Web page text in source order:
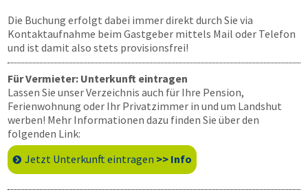
Die Buchung erfolgt dabei immer direkt durch Sie via
Kontaktaufnahme beim Gastgeber mittels Mail oder Telefon
und ist damit also stets provisionsfrei!
Für Vermieter: Unterkunft eintragen
Lassen Sie unser Verzeichnis auch für Ihre Pension,
Ferienwohnung oder Ihr Privatzimmer in und um Landshut
werben! Mehr Informationen dazu finden Sie über den
folgenden Link:
Jetzt Unterkunft eintragen >> Info